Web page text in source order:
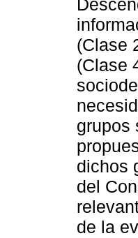
(Clase
(Clase
grupos
dichos
del
de la